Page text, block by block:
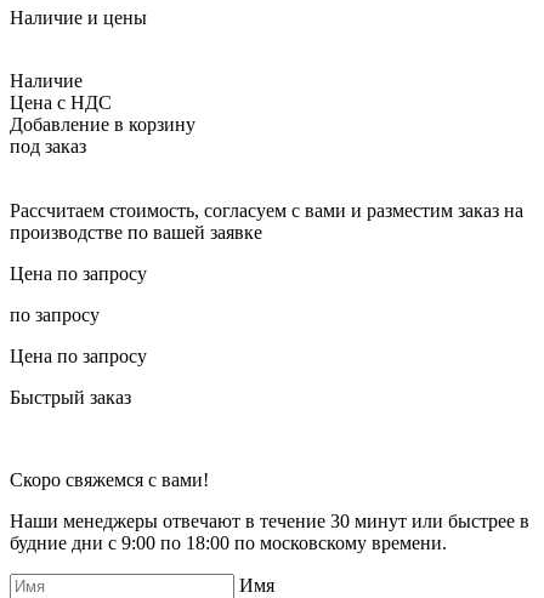
Наличие и цены
Наличие
Цена с НДС
Добавление в корзину
под заказ
Рассчитаем стоимость, согласуем с вами и разместим заказ на
производстве по вашей заявке
Цена по запросу
по запросу
Цена по запросу
Быстрый заказ
Скоро свяжемся с вами!
Наши менеджеры отвечают в течение 30 минут или быстрее в
будние дни с 9:00 по 18:00 по московскому времени.
Имя